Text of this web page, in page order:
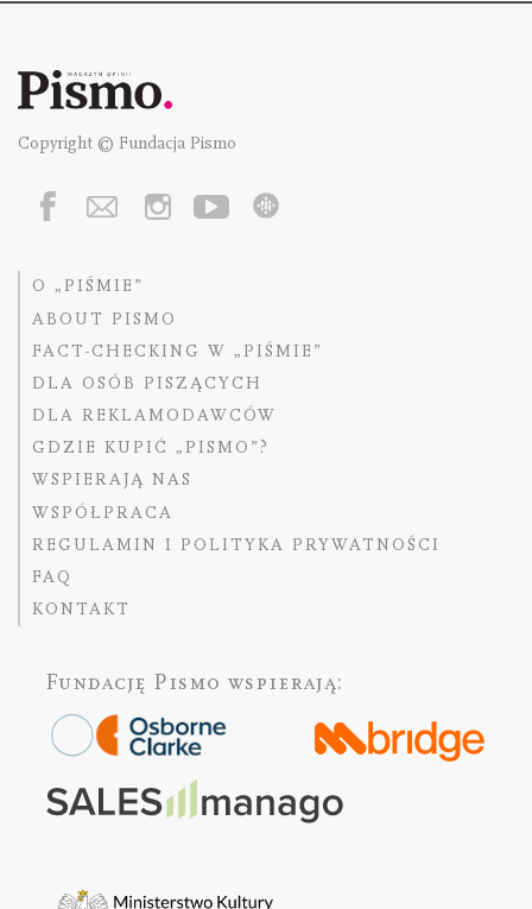
Copyright © Fundacja Pismo
O „PIŚMIE”
ABOUT PISMO
FACT-CHECKING W „PIŚMIE”
DLA OSÓB PISZĄCYCH
DLA REKLAMODAWCÓW
GDZIE KUPIĆ „PISMO”?
WSPIERAJĄ NAS
WSPÓŁPRACA
REGULAMIN I POLITYKA PRYWATNOŚCI
FAQ
KONTAKT
Fundację Pismo wspierają: